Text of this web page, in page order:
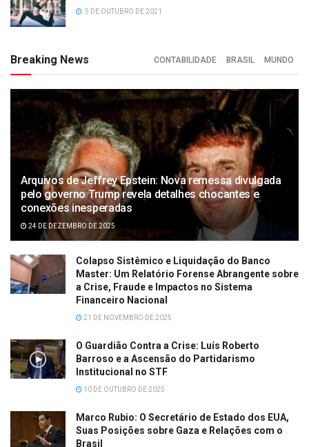
5 DE OUTUBRO DE 2021
Breaking News CONTABILIDADE BRASIL MUNDO
Arquivos de Jeffrey Epstein: Nova remessa divulgada
pelo governo Trump revela detalhes chocantes e
conexões inesperadas
24 DE DEZEMBRO DE 2025
Colapso Sistêmico e Liquidação do Banco
Master: Um Relatório Forense Abrangente sobre
a Crise, Fraude e Impactos no Sistema
Financeiro Nacional
21 DE NOVEMBRO DE 2025
O Guardião Contra a Crise: Luís Roberto
Barroso e a Ascensão do Partidarismo
Institucional no STF
10 DE OUTUBRO DE 2025
Marco Rubio: O Secretário de Estado dos EUA,
Suas Posições sobre Gaza e Relações com o
Brasil